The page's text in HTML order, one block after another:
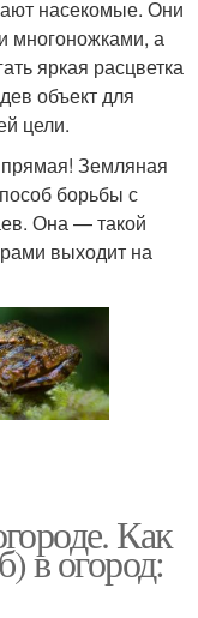
насекомые. Они
многоножками, а
яркая расцветка
объект для
цели.
Земляная
борьбы с
Она — такой
выходит на
Как
в огород: